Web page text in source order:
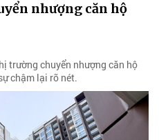
nhượng căn hộ
trường chuyển nhượng căn hộ
chậm lại rõ nét.